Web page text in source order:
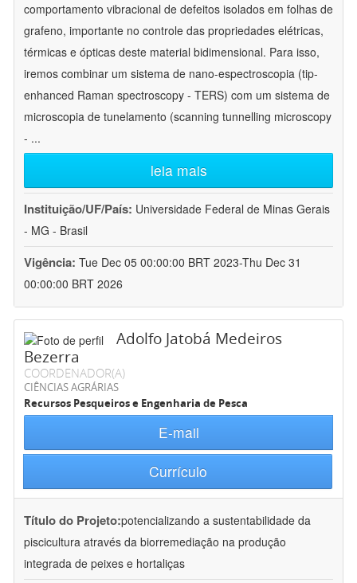
comportamento vibracional de defeitos isolados em folhas de
grafeno, importante no controle das propriedades elétricas,
térmicas e ópticas deste material bidimensional. Para isso,
iremos combinar um sistema de nano-espectroscopia (tip-
enhanced Raman spectroscopy - TERS) com um sistema de
microscopia de tunelamento (scanning tunnelling microscopy
- ...
leia mais
Instituição/UF/País: Universidade Federal de Minas Gerais
- MG - Brasil
Vigência: Tue Dec 05 00:00:00 BRT 2023-Thu Dec 31
00:00:00 BRT 2026
Adolfo Jatobá Medeiros
Bezerra
COORDENADOR(A)
CIÊNCIAS AGRÁRIAS
Recursos Pesqueiros e Engenharia de Pesca
E-mail
Currículo
Título do Projeto:potencializando a sustentabilidade da
piscicultura através da biorremediação na produção
integrada de peixes e hortaliças